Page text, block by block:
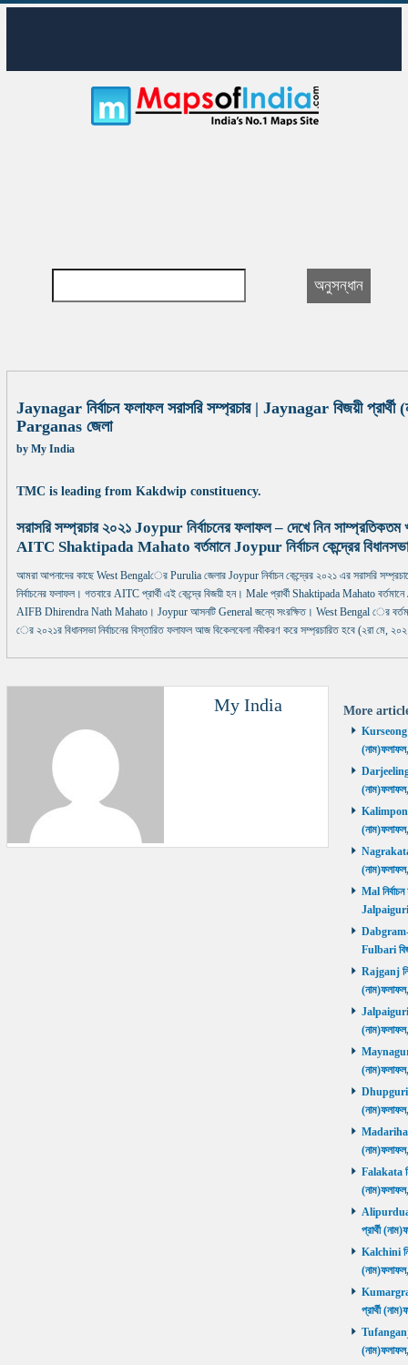
Jaynagar নির্বাচন ফলাফল সরাসরি সম্প্রচার | Jaynagar বিজয়ী
Parganas জেলা
by My India
TMC is leading from Kakdwip constituency.
সরাসরি সম্প্রচার ২০২১ Joypur নির্বাচনের ফলাফল – দেখে নিন
AITC Shaktipada Mahato বর্তমানে Joypur নির্বাচন কেন্দ্রের
আমরা আপনাদের কাছে West Bengalের Purulia জেলার Joypur নির্বাচন কেন্দ্রের ২০২১ এর সরাসরি
নির্বাচনের ফলাফল। গতবারে AITC প্রার্থী এই কেন্দ্রে বিজয়ী হন। Male প্রার্থী Shaktipada Mahato বর্তমানে
AIFB Dhirendra Nath Mahato। Joypur আসনটি General জন্যে সংরক্ষিত। West Bengal ের
ের ২০২১র বিধানসভা নির্বাচনের বিস্তারিত ফলাফল আজ বিকেলবেলা নবীকরণ করে সম্প্রচারিত হবে (২রা মে,
My India More
Kurseong
Darjeeling
Kalimpong
Nagrakata
Mal
Jalpaiguri
Dabgram-
Fulbari
Rajganj
Jalpaiguri
Maynaguri
Dhupguri
Madarihat
Falakata
প্রার্থী
Kalchini
প্রার্থী
Tufanganj